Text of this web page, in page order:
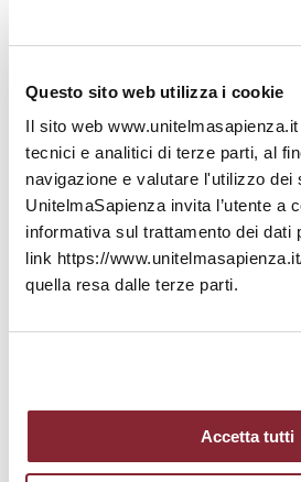
Questo sito web utilizza i cookie
Il sito web
tecnici e analitici di terze parti, al
navigazione e valutare l'utilizzo dei
UnitelmaSapienza invita l’utente a
informativa sul trattamento dei dati
link https://
quella resa dalle terze parti.
Accetta tutti
-
UnitelmaSapienza
quantità
Descrizione
Se c'è una regola nella moda
quella di non rinunciare alla
avere stile. Abbina questa
ecologica con cappuccio
a dei pantaloni della tuta per
oppure dagli un tocco
un blazer oversize o dei
non temere: l'interno
• Il colore Charcoal melange è
20% poliestere riciclato
• Fodera pettinata